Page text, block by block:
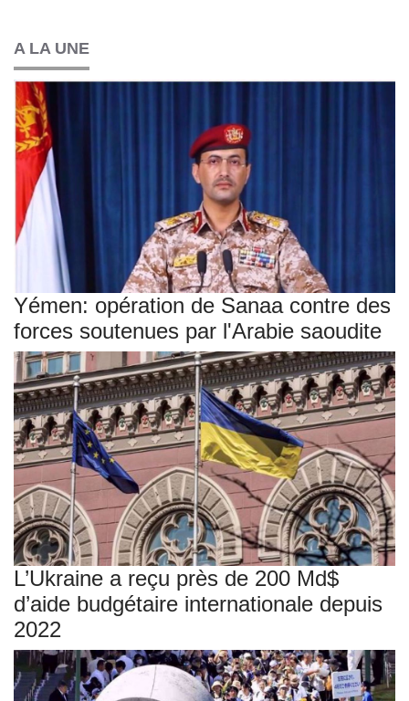
A LA UNE
Yémen: opération de Sanaa contre des
forces soutenues par l'Arabie saoudite
L’Ukraine a reçu près de 200 Md$
d’aide budgétaire internationale depuis
2022